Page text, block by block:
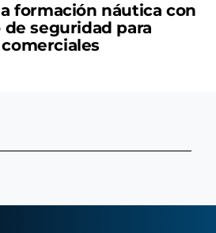
formación náutica con
seguridad para